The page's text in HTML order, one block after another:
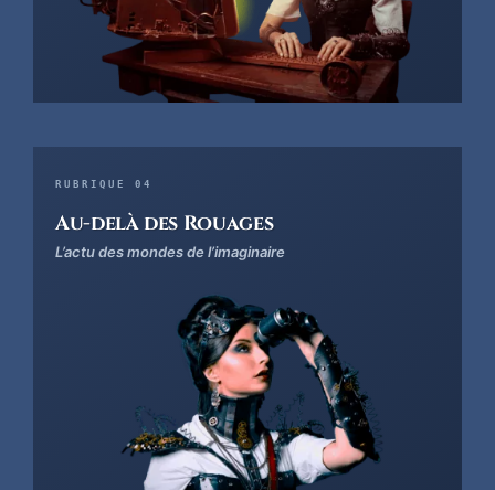
RUBRIQUE 04
Au-delà des Rouages
L’actu des mondes de l’imaginaire